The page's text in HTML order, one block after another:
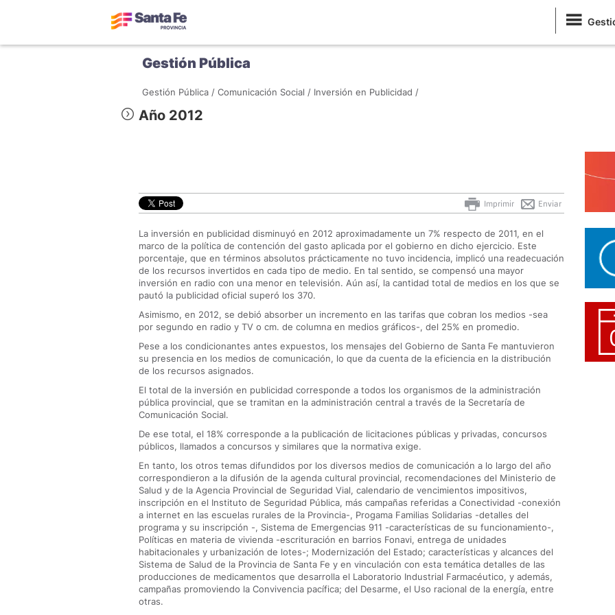
Gestión Pública
Gestión Pública / Comunicación Social / Inversión en Publicidad /
Año 2012
Enviar
Imprimir
La inversión en publicidad disminuyó en 2012 aproximadamente un 7% respecto de 2011, en el
marco de la política de contención del gasto aplicada por el gobierno en dicho ejercicio. Este
porcentaje, que en términos absolutos prácticamente no tuvo incidencia, implicó una readecuación
de los recursos invertidos en cada tipo de medio. En tal sentido, se compensó una mayor
inversión en radio con una menor en televisión. Aún así, la cantidad total de medios en los que se
pautó la publicidad oficial superó los 370.
Asimismo, en 2012, se debió absorber un incremento en las tarifas que cobran los medios -sea
por segundo en radio y TV o cm. de columna en medios gráficos-, del 25% en promedio.
Pese a los condicionantes antes expuestos, los mensajes del Gobierno de Santa Fe mantuvieron
su presencia en los medios de comunicación, lo que da cuenta de la eficiencia en la distribución
de los recursos asignados.
El total de la inversión en publicidad corresponde a todos los organismos de la administración
pública provincial, que se tramitan en la administración central a través de la Secretaría de
Comunicación Social.
De ese total, el 18% corresponde a la publicación de licitaciones públicas y privadas, concursos
públicos, llamados a concursos y similares que la normativa exige.
En tanto, los otros temas difundidos por los diversos medios de comunicación a lo largo del año
correspondieron a la difusión de la agenda cultural provincial, recomendaciones del Ministerio de
Salud y de la Agencia Provincial de Seguridad Vial, calendario de vencimientos impositivos,
inscripción en el Instituto de Seguridad Pública, más campañas referidas a Conectividad -conexión
a internet en las escuelas rurales de la Provincia-, Progama Familias Solidarias -detalles del
programa y su inscripción -, Sistema de Emergencias 911 -características de su funcionamiento-,
Políticas en materia de vivienda -escrituración en barrios Fonavi, entrega de unidades
habitacionales y urbanización de lotes-; Modernización del Estado; características y alcances del
Sistema de Salud de la Provincia de Santa Fe y en vinculación con esta temática detalles de las
producciones de medicamentos que desarrolla el Laboratorio Industrial Farmacéutico, y además,
campañas promoviendo la Convivencia pacífica; del Desarme, el Uso racional de la energía, entre
otras.